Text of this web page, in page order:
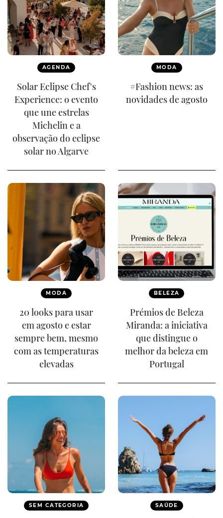
AGENDA
Solar Eclipse Chef's
Experience: o evento
que une estrelas
Michelin e a
observação do eclipse
solar no Algarve
MODA
#Fashion news: as
novidades de agosto
MODA
20 looks para usar
em agosto e estar
sempre bem, mesmo
com as temperaturas
elevadas
BELEZA
Prémios de Beleza
Miranda: a iniciativa
que distingue o
melhor da beleza em
Portugal
SEM CATEGORIA SAÚDE